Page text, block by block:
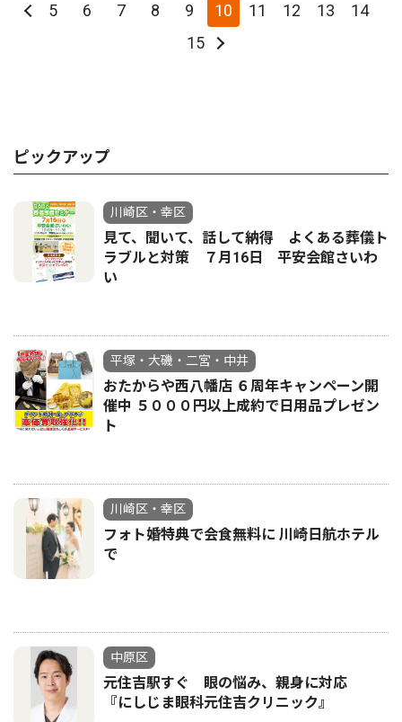
5 6 7 8 9 10 11 12 13
14
15
ピックアップ
川崎区・幸区
見て、聞いて、話して納得 よくある葬儀ト
ラブルと対策 ７月16日 平安会館さいわ
い
平塚・大磯・二宮・中井
おたからや西八幡店 ６周年キャンペーン開
催中 ５０００円以上成約で日用品プレゼン
ト
川崎区・幸区
フォト婚特典で会食無料に 川崎日航ホテル
で
中原区
元住吉駅すぐ 眼の悩み、親身に対応
『にしじま眼科元住吉クリニック』